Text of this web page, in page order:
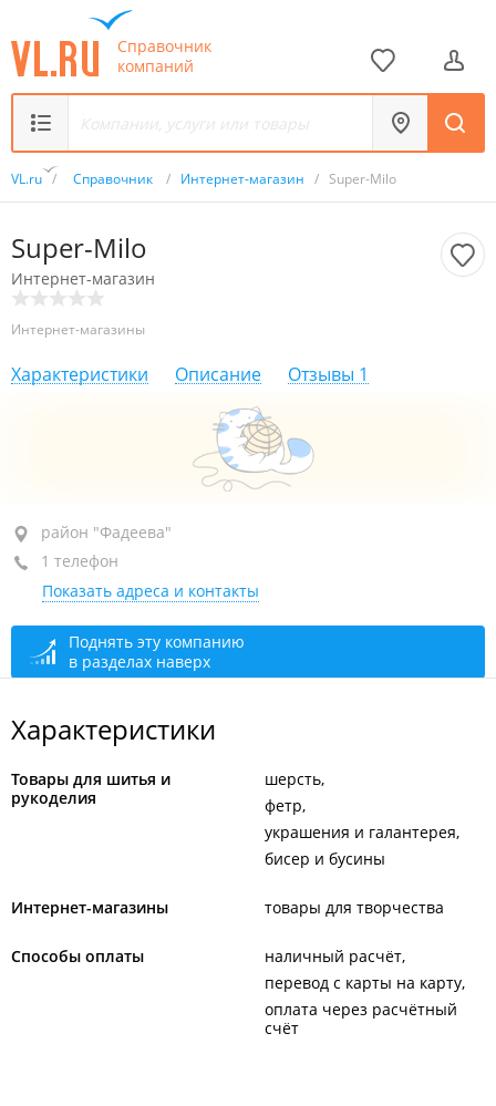
Справочник
компаний
VL.ru / Справочник / Интернет-магазин / Super-Milo
Super-Milo
Интернет-магазин
Интернет-магазины
Характеристики Описание Отзывы 1
район "Фадеева", ул. Фадеева, 30А
+7 902 483-67-90
Прием звонков открыто: 09:00–19:00
По предварительному звонку
район "Фадеева"
1 телефон
Показать адреса и контакты
Поднять эту компанию
в разделах наверх
Характеристики
Товары для шитья и
рукоделия
шерсть
фетр
украшения и галантерея
бисер и бусины
Интернет-магазины товары для творчества
Способы оплаты
наличный расчёт
перевод с карты на карту
оплата через расчётный
счёт